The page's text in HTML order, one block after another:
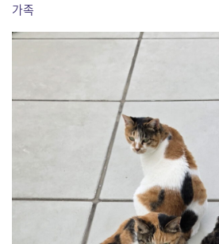
가족